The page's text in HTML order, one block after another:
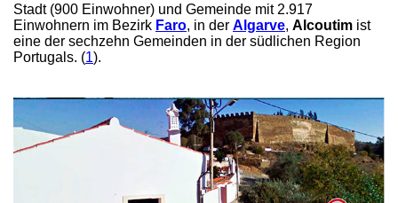
Stadt (900 Einwohner) und Gemeinde mit 2.917
Einwohnern im Bezirk Faro, in der Algarve, Alcoutim ist
eine der sechzehn Gemeinden in der südlichen Region
Portugals. (1).